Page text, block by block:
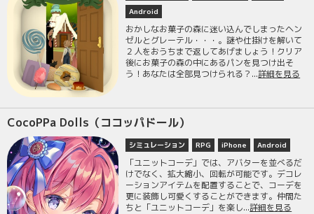
Android
おかしなお菓子の森に迷い込んでしまったヘン
ゼルとグレーテル・・・。謎や仕掛けを解いて
２人をおうちまで返してあげましょう！クリア
後にお菓子の森の中にあるパンを見つけ出そ
う！あなたは全部見つけられる？...詳細を見る
CocoPPa Dolls（ココッパドール）
シミュレーション RPG iPhone Android
「ユニットコーデ」では、アバターを並べるだ
けでなく、拡大縮小、回転が可能です。デコレ
ーションアイテムを配置することで、コーデを
更に装飾し可愛くすることができます。仲間た
ちと「ユニットコーデ」を楽し...詳細を見る